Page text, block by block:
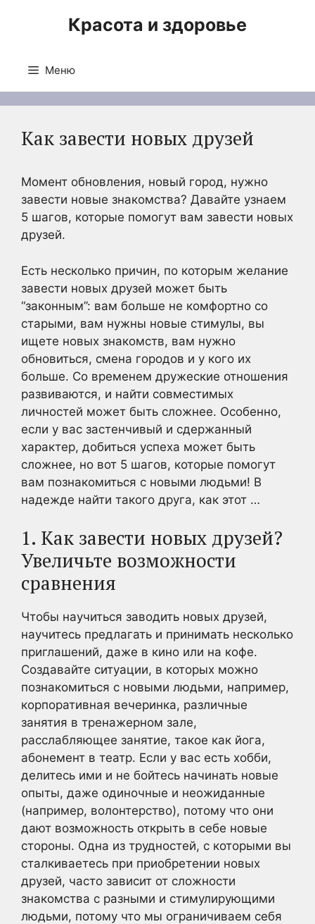
Красота и здоровье
Меню
Как завести новых друзей
Момент обновления, новый город, нужно
завести новые знакомства? Давайте узнаем
5 шагов, которые помогут вам завести новых
друзей.
Есть несколько причин, по которым желание
завести новых друзей может быть
“законным”: вам больше не комфортно со
старыми, вам нужны новые стимулы, вы
ищете новых знакомств, вам нужно
обновиться, смена городов и у кого их
больше. Со временем дружеские отношения
развиваются, и найти совместимых
личностей может быть сложнее. Особенно,
если у вас застенчивый и сдержанный
характер, добиться успеха может быть
сложнее, но вот 5 шагов, которые помогут
вам познакомиться с новыми людьми! В
надежде найти такого друга, как этот …
1. Как завести новых друзей?
Увеличьте возможности
сравнения
Чтобы научиться заводить новых друзей,
научитесь предлагать и принимать несколько
приглашений, даже в кино или на кофе.
Создавайте ситуации, в которых можно
познакомиться с новыми людьми, например,
корпоративная вечеринка, различные
занятия в тренажерном зале,
расслабляющее занятие, такое как йога,
абонемент в театр. Если у вас есть хобби,
делитесь ими и не бойтесь начинать новые
опыты, даже одиночные и неожиданные
(например, волонтерство), потому что они
дают возможность открыть в себе новые
стороны. Одна из трудностей, с которыми вы
сталкиваетесь при приобретении новых
друзей, часто зависит от сложности
знакомства с разными и стимулирующими
людьми, потому что мы ограничиваем себя